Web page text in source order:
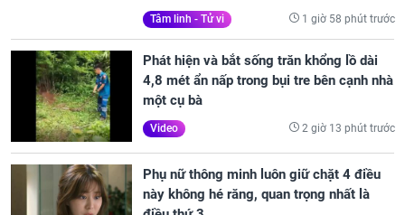
Tâm linh - Tử vi 1 giờ 58 phút trước
Phát hiện và bắt sống trăn khổng lồ dài
4,8 mét ẩn nấp trong bụi tre bên cạnh nhà
một cụ bà
Video 2 giờ 13 phút trước
Phụ nữ thông minh luôn giữ chặt 4 điều
này không hé răng, quan trọng nhất là